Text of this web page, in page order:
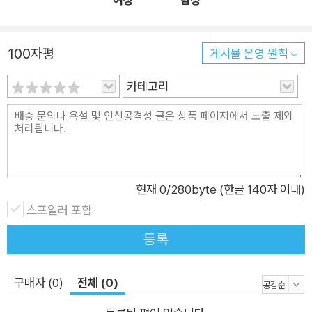
없이 건넨다. 독자들은 본문 사이사이 삽입된 워크시트를 통해 마
음의 긍정적인 변화를 위한 계획을 세우며 동기부여를 하고, 일상
을 풍요롭게 가꾸는 마음챙김의 충만함을 느낄 수 있을 것이다.
너의 몸은 변화하고 있어. 흥미진진하면서도 조금 걱정되기도 하
지! 네가 맺는 관계들도 달라지고 있어. 관심사 역시 시시때때로
들은 아름답고 강해. 이 말은 언제나 진실이었고 지금도 마찬가지
야. 그리고 나는 너에게 일어나고 있는 모든 어려운 변화를 이해
하고 헤쳐나갈 수 있도록 도울 거야. 너를 성장시키고 너 자신에
게 집중하면서도 다른 사람들과 더불어 살아가는 방법을 알려줄
게. 이 과정이 늘 쉽지만은 않을 거야. 성장한다는 건 언제나 편안
하지는 않거든. 하지만 책을 다 읽고 나면, 자신감 있고 건강한 소
년이 되는 데 이 기술들을 써먹을 수 있을 거야. ─ 〈너에게 보내는
100자평 게시물 운영 원칙
카테고리
현재 0/280byte (한글 140자 이내)
스포일러 포함
등록
구매자 (0) 전체 (0)